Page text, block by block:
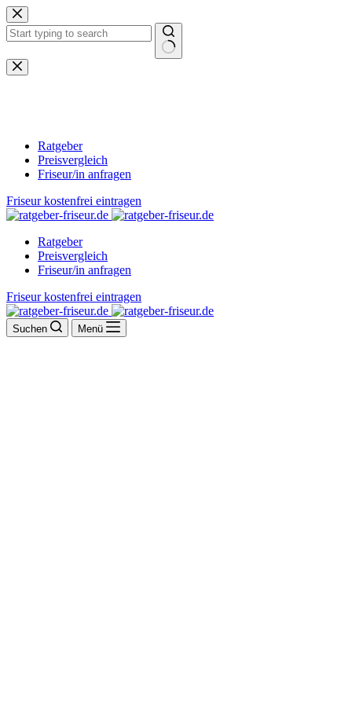
Zum
Inhalt
springen
Keine
Ergebnisse
Ratgeber
Preisvergleich
Friseur/in anfragen
Friseur kostenfrei eintragen
Ratgeber
Preisvergleich
Friseur/in anfragen
Friseur kostenfrei eintragen
Suchen Menü